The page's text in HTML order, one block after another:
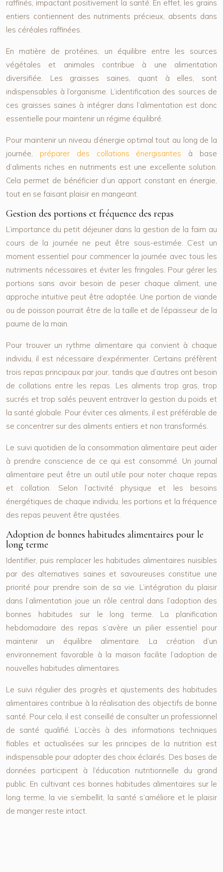
raffinés, impactant positivement la santé. En effet, les grains
entiers contiennent des nutriments précieux, absents dans
les céréales raffinées.
En matière de protéines, un équilibre entre les sources
végétales et animales contribue à une alimentation
diversifiée. Les graisses saines, quant à elles, sont
indispensables à l’organisme. L’identification des sources de
ces graisses saines à intégrer dans l’alimentation est donc
essentielle pour maintenir un régime équilibré.
Pour maintenir un niveau d’énergie optimal tout au long de la
journée, préparer des collations énergisantes à base
d’aliments riches en nutriments est une excellente solution.
Cela permet de bénéficier d’un apport constant en énergie,
tout en se faisant plaisir en mangeant.
Gestion des portions et fréquence des repas
L’importance du petit déjeuner dans la gestion de la faim au
cours de la journée ne peut être sous-estimée. C’est un
moment essentiel pour commencer la journée avec tous les
nutriments nécessaires et éviter les fringales. Pour gérer les
portions sans avoir besoin de peser chaque aliment, une
approche intuitive peut être adoptée. Une portion de viande
ou de poisson pourrait être de la taille et de l’épaisseur de la
paume de la main.
Pour trouver un rythme alimentaire qui convient à chaque
individu, il est nécessaire d’expérimenter. Certains préfèrent
trois repas principaux par jour, tandis que d’autres ont besoin
de collations entre les repas. Les aliments trop gras, trop
sucrés et trop salés peuvent entraver la gestion du poids et
la santé globale. Pour éviter ces aliments, il est préférable de
se concentrer sur des aliments entiers et non transformés.
Le suivi quotidien de la consommation alimentaire peut aider
à prendre conscience de ce qui est consommé. Un journal
alimentaire peut être un outil utile pour noter chaque repas
et collation. Selon l’activité physique et les besoins
énergétiques de chaque individu, les portions et la fréquence
des repas peuvent être ajustées.
Adoption de bonnes habitudes alimentaires pour le
long terme
Identifier, puis remplacer les habitudes alimentaires nuisibles
par des alternatives saines et savoureuses constitue une
priorité pour prendre soin de sa vie. L’intégration du plaisir
dans l’alimentation joue un rôle central dans l’adoption des
bonnes habitudes sur le long terme. La planification
hebdomadaire des repas s’avère un pilier essentiel pour
maintenir un équilibre alimentaire. La création d’un
environnement favorable à la maison facilite l’adoption de
nouvelles habitudes alimentaires.
Le suivi régulier des progrès et ajustements des habitudes
alimentaires contribue à la réalisation des objectifs de bonne
santé. Pour cela, il est conseillé de consulter un professionnel
de santé qualifié. L’accès à des informations techniques
fiables et actualisées sur les principes de la nutrition est
indispensable pour adopter des choix éclairés. Des bases de
données participent à l’éducation nutritionnelle du grand
public. En cultivant ces bonnes habitudes alimentaires sur le
long terme, la vie s’embellit, la santé s’améliore et le plaisir
de manger reste intact.